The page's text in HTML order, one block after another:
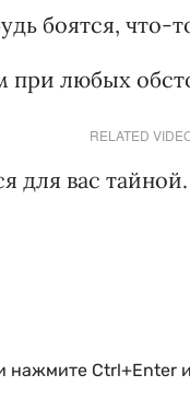
боятся, что-
любых
RELATED
для вас тайной.
нажмите Ctrl+Enter